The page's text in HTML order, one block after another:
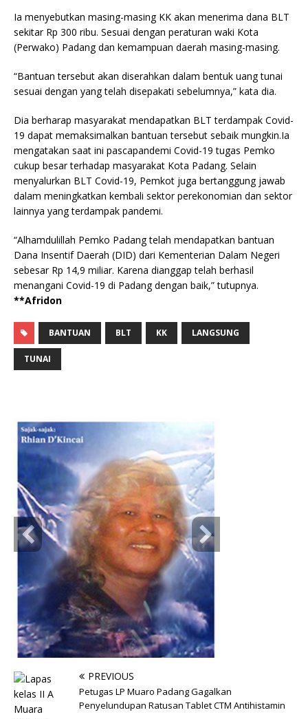
Ia menyebutkan masing-masing KK akan menerima dana BLT
sekitar Rp 300 ribu. Sesuai dengan peraturan waki Kota
(Perwako) Padang dan kemampuan daerah masing-masing.
“Bantuan tersebut akan diserahkan dalam bentuk uang tunai
sesuai dengan yang telah disepakati sebelumnya,” kata dia.
Dia berharap masyarakat mendapatkan BLT terdampak Covid-
19 dapat memaksimalkan bantuan tersebut sebaik mungkin.Ia
mengatakan saat ini pascapandemi Covid-19 tugas Pemko
cukup besar terhadap masyarakat Kota Padang. Selain
menyalurkan BLT Covid-19, Pemkot juga bertanggung jawab
dalam meningkatkan kembali sektor perekonomian dan sektor
lainnya yang terdampak pandemi.
“Alhamdulillah Pemko Padang telah mendapatkan bantuan
Dana Insentif Daerah (DID) dari Kementerian Dalam Negeri
sebesar Rp 14,9 miliar. Karena dianggap telah berhasil
menangani Covid-19 di Padang dengan baik,” tutupnya.
**Afridon
BANTUAN BLT KK LANGSUNG
TUNAI
PREVIOUS
Petugas LP Muaro Padang Gagalkan
Penyelundupan Ratusan Tablet CTM Antihistamin